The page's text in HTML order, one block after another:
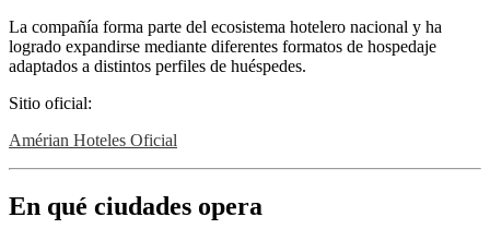
La compañía forma parte del ecosistema hotelero nacional y ha
logrado expandirse mediante diferentes formatos de hospedaje
adaptados a distintos perfiles de huéspedes.
Sitio oficial:
Amérian Hoteles Oficial
En qué ciudades opera